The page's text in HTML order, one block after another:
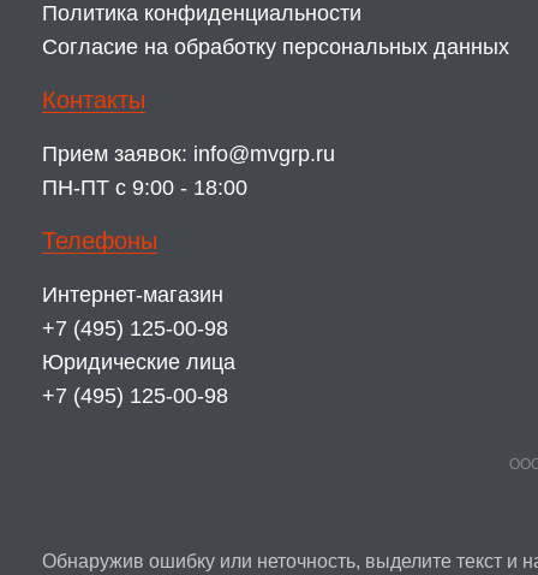
Политика конфиденциальности
Согласие на обработку персональных данных
Контакты
Прием заявок: info@mvgrp.ru
ПН-ПТ с 9:00 - 18:00
Телефоны
Интернет-магазин
+7 (495) 125-00-98
Юридические лица
+7 (495) 125-00-98
ООО
Обнаружив ошибку или неточность, выделите текст и